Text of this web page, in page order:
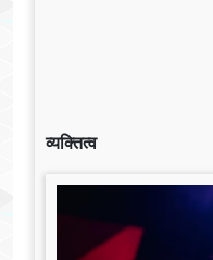
व्यक्तित्व